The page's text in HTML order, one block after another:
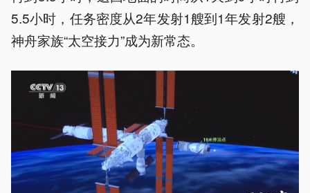
5.5小时，任务密度从2年发射1艘到1年发射2艘，
神舟家族“太空接力”成为新常态。